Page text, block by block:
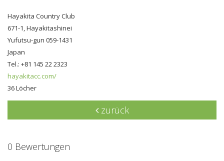
Hayakita Country Club
671-1, Hayakitashinei
Yufutsu-gun 059-1431
Japan
Tel.: +81 145 22 2323
hayakitacc.com/
36 Löcher
zurück
0 Bewertungen